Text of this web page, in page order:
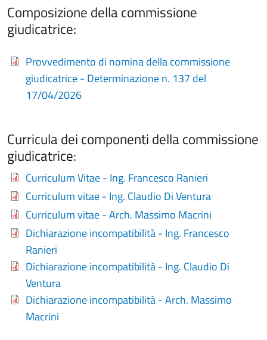
Composizione della commissione
giudicatrice:
Provvedimento di nomina della commissione
giudicatrice - Determinazione n. 137 del
17/04/2026
Curricula dei componenti della commissione
giudicatrice:
Curriculum Vitae - Ing. Francesco Ranieri
Curriculum vitae - Ing. Claudio Di Ventura
Curriculum vitae - Arch. Massimo Macrini
Dichiarazione incompatibilità - Ing. Francesco
Ranieri
Dichiarazione incompatibilità - Ing. Claudio Di
Ventura
Dichiarazione incompatibilità - Arch. Massimo
Macrini